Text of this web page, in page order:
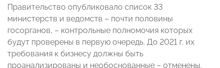
Правительство опубликовало список 33
министерств и ведомств – почти половины
госорганов, – контрольные полномочия которых
будут проверены в первую очередь. До 2021 г. их
требования к бизнесу должны быть
проанализированы и необоснованные – отменены.